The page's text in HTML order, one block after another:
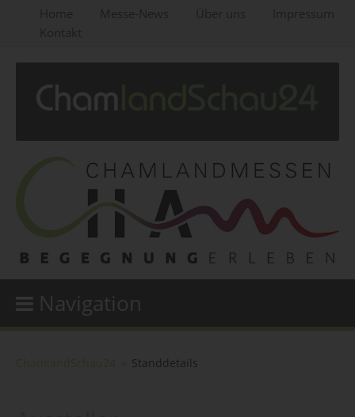
Navigation
Standdetails